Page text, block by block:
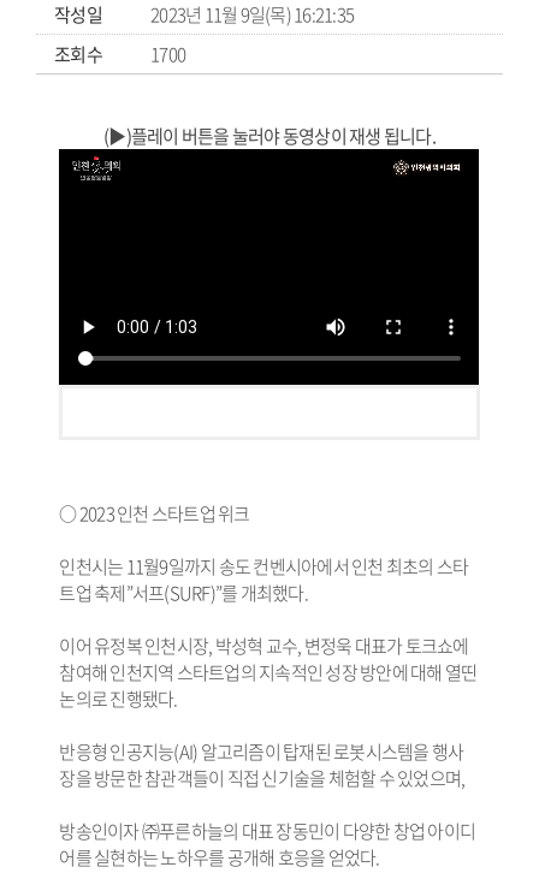
작성일
2023년 11월 9일(목) 16:21:35
조회수
1700
(▶)플레이 버튼을 눌러야 동영상이 재생 됩니다.
○ 2023 인천 스타트업 위크
인천시는 11월9일까지 송도 컨벤시아에서 인천 최초의 스타
트업 축제”서프(SURF)”를 개최했다.
이어 유정복 인천시장, 박성혁 교수, 변정욱 대표가 토크쇼에
참여해 인천지역 스타트업의 지속적인 성장 방안에 대해 열띤
논의로 진행됐다.
반응형 인공지능(AI) 알고리즘이 탑재된 로봇시스템을 행사
장을 방문한 참관객들이 직접 신기술을 체험할 수 있었으며,
방송인이자 ㈜푸른하늘의 대표 장동민이 다양한 창업 아이디
어를 실현하는 노하우를 공개해 호응을 얻었다.